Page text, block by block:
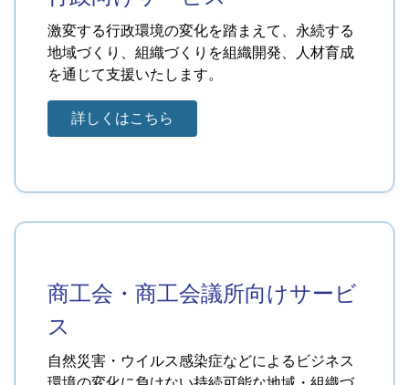
激変する行政環境の変化を踏まえて、永続する
地域づくり、組織づくりを組織開発、人材育成
を通じて支援いたします。
詳しくはこちら
商工会・商工会議所向けサービ
ス
自然災害・ウイルス感染症などによるビジネス